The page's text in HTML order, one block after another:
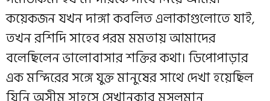
কয়েকজন যখন দাঙ্গা কবলিত এলাকাগুলোতে যাই,
তখন রশিদি সাহেব পরম মমতায় আমাদের
বলেছিলেন ভালোবাসার শক্তির কথা। ডিপোপাড়ার
এক মন্দিরের সঙ্গে যুক্ত মানুষের সাথে দেখা হয়েছিল